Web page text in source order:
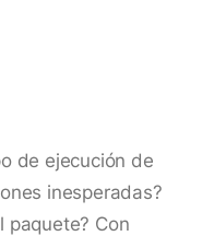
de ejecución de
inesperadas?
paquete? Con